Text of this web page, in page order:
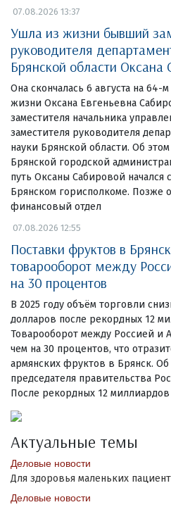
07.08.2026 13:37
Ушла из жизни бывший
руководителя
Брянской области Оксана
Она скончалась 6 августа на
жизни Оксана Евгеньевна
заместителя начальника
заместителя руководителя
науки Брянской области. Об
Брянской городской
путь Оксаны Сабировой
Брянском горисполкоме. Позже
финансовый отдел
07.08.2026 12:55
Поставки фруктов в
товарооборот между
на 30 процентов
В 2025 году объём торговли
долларов после рекордных 12
Товарооборот между Россией и
чем на 30 процентов, что
армянских фруктов в Брянск. Об
председателя правительства
После рекордных 12
Актуальные темы
Деловые новости
Для здоровья маленьких
Деловые новости